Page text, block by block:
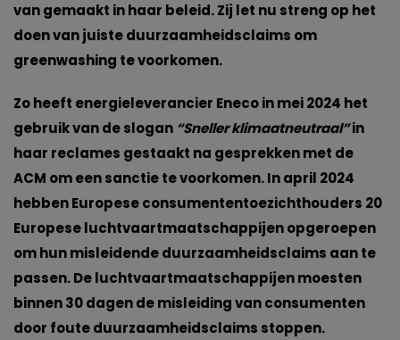
van gemaakt in haar beleid. Zij let nu streng op het
doen van juiste duurzaamheidsclaims om
greenwashing te voorkomen.
Zo heeft energieleverancier Eneco in mei 2024 het
gebruik van de slogan “Sneller klimaatneutraal”in
haar reclames gestaakt na gesprekken met de
ACM om een sanctie te voorkomen. In april 2024
hebben Europese consumententoezichthouders 20
Europese luchtvaartmaatschappijen opgeroepen
om hun misleidende duurzaamheidsclaims aan te
passen. De luchtvaartmaatschappijen moesten
binnen 30 dagen de misleiding van consumenten
door foute duurzaamheidsclaims stoppen.